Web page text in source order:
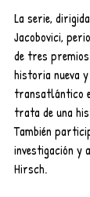
La serie,
Jacobovici,
de tres
historia nueva
transatlántico
trata de una
También
investigación y
Hirsch.